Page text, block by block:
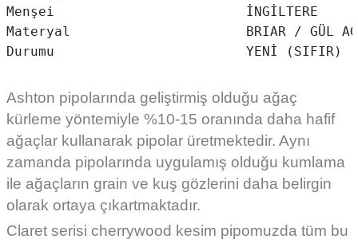
Menşei                        İNGİLTERE
Materyal                      BRIAR / GÜL
Ashton pipolarında geliştirmiş olduğu ağaç
kürleme yöntemiyle %10-15 oranında daha hafif
ağaçlar kullanarak pipolar üretmektedir. Aynı
zamanda pipolarında uygulamış olduğu kumlama
ile ağaçların grain ve kuş gözlerini daha belirgin
olarak ortaya çıkartmaktadır.
Claret serisi cherrywood kesim pipomuzda tüm bu